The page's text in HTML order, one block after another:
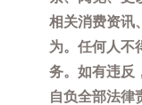
相关消费资讯
为。任何人不
务。如有违反
自负全部法律